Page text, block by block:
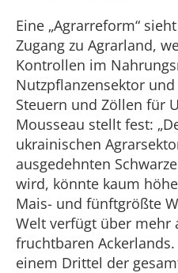
Eine „Agrarreform“
Zugang zu Agrarland,
Kontrollen im
Nutzpflanzensektor
Steuern und Zöllen für
Mousseau stellt fest:
ukrainischen
ausgedehnten
wird, könnte kaum
Mais- und fünftgrößte
Welt verfügt über mehr
fruchtbaren
einem Drittel der